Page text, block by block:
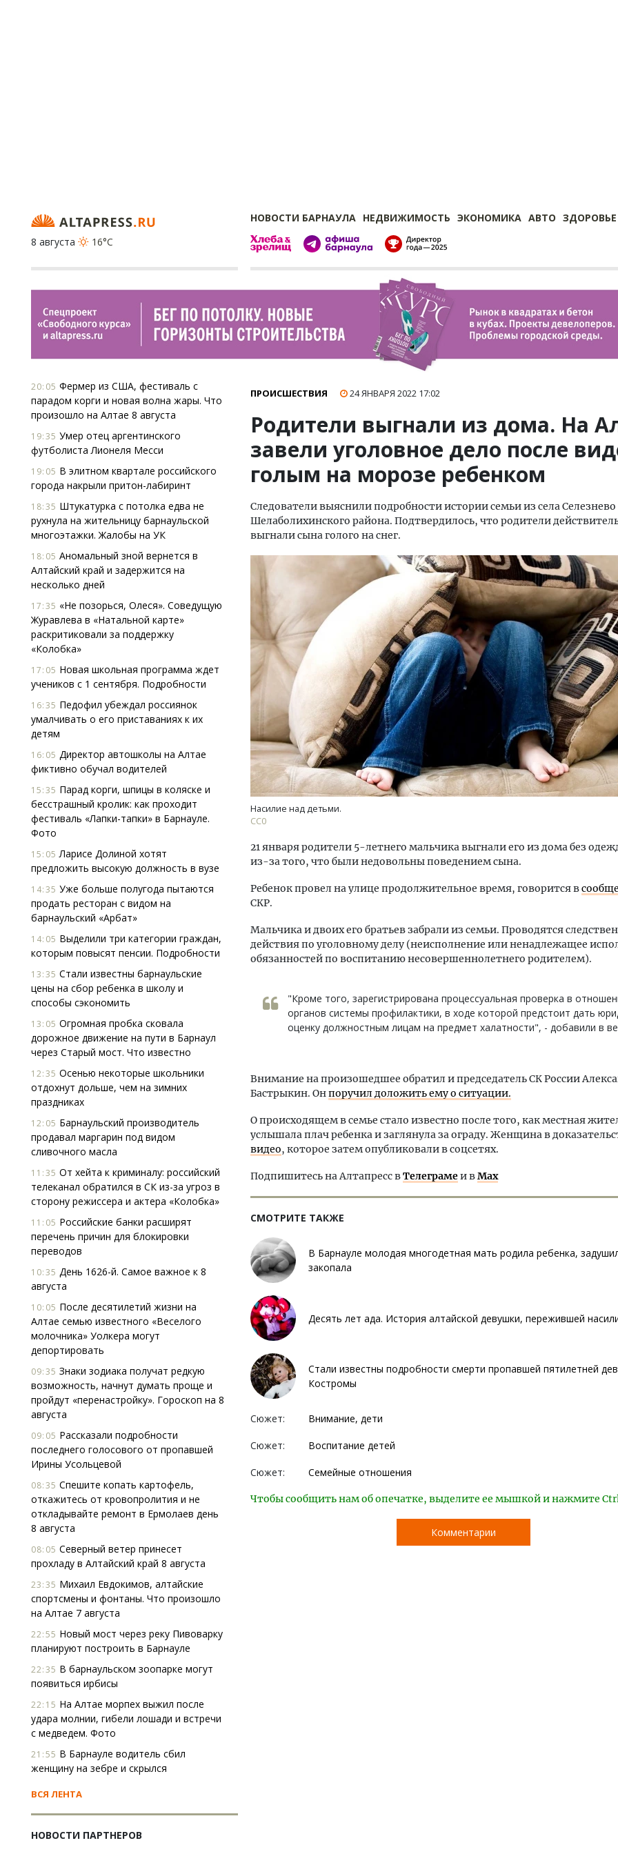
НОВОСТИ БАРНАУЛА НЕДВИЖИМОСТЬ ЭКОНОМИКА АВТО ЗДОРОВЬЕ
8 августа
16°C
20:05 Фермер из США, фестиваль с
парадом корги и новая волна жары. Что
произошло на Алтае 8 августа
19:35 Умер отец аргентинского
футболиста Лионеля Месси
19:05 В элитном квартале российского
города накрыли притон-лабиринт
18:35 Штукатурка с потолка едва не
рухнула на жительницу барнаульской
многоэтажки. Жалобы на УК
18:05 Аномальный зной вернется в
Алтайский край и задержится на
несколько дней
17:35 «Не позорься, Олеся». Соведущую
Журавлева в «Натальной карте»
раскритиковали за поддержку
«Колобка»
17:05 Новая школьная программа ждет
учеников с 1 сентября. Подробности
16:35 Педофил убеждал россиянок
умалчивать о его приставаниях к их
детям
16:05 Директор автошколы на Алтае
фиктивно обучал водителей
15:35 Парад корги, шпицы в коляске и
бесстрашный кролик: как проходит
фестиваль «Лапки-тапки» в Барнауле.
Фото
15:05 Ларисе Долиной хотят
предложить высокую должность в вузе
14:35 Уже больше полугода пытаются
продать ресторан с видом на
барнаульский «Арбат»
14:05 Выделили три категории граждан,
которым повысят пенсии. Подробности
13:35 Стали известны барнаульские
цены на сбор ребенка в школу и
способы сэкономить
13:05 Огромная пробка сковала
дорожное движение на пути в Барнаул
через Старый мост. Что известно
12:35 Осенью некоторые школьники
отдохнут дольше, чем на зимних
праздниках
12:05 Барнаульский производитель
продавал маргарин под видом
сливочного масла
11:35 От хейта к криминалу: российский
телеканал обратился в СК из-за угроз в
сторону режиссера и актера «Колобка»
11:05 Российские банки расширят
перечень причин для блокировки
переводов
10:35 День 1626-й. Самое важное к 8
августа
10:05 После десятилетий жизни на
Алтае семью известного «Веселого
молочника» Уолкера могут
депортировать
09:35 Знаки зодиака получат редкую
возможность, начнут думать проще и
пройдут «перенастройку». Гороскоп на 8
августа
09:05 Рассказали подробности
последнего голосового от пропавшей
Ирины Усольцевой
08:35 Спешите копать картофель,
откажитесь от кровопролития и не
откладывайте ремонт в Ермолаев день
8 августа
08:05 Северный ветер принесет
прохладу в Алтайский край 8 августа
23:35 Михаил Евдокимов, алтайские
спортсмены и фонтаны. Что произошло
на Алтае 7 августа
22:55 Новый мост через реку Пивоварку
планируют построить в Барнауле
22:35 В барнаульском зоопарке могут
появиться ирбисы
22:15 На Алтае морпех выжил после
удара молнии, гибели лошади и встречи
с медведем. Фото
21:55 В Барнауле водитель сбил
женщину на зебре и скрылся
ВСЯ ЛЕНТА
НОВОСТИ ПАРТНЕРОВ
ПРОИСШЕСТВИЯ 24 ЯНВАРЯ 2022 17:02
Родители выгнали из дома. На
завели уголовное дело после
голым на морозе ребенком
Следователи выяснили подробности истории семьи из села Селезнево
Шелаболихинского района. Подтвердилось, что родители
выгнали сына голого на снег.
Насилие над детьми.
СС0
21 января родители 5-летнего мальчика выгнали его из дома без
из-за того, что были недовольны поведением сына.
Ребенок провел на улице продолжительное время, говорится в
СКР.
Мальчика и двоих его братьев забрали из семьи. Проводятся
действия по уголовному делу (неисполнение или ненадлежащее
обязанностей по воспитанию несовершеннолетнего родителем).
"Кроме того, зарегистрирована процессуальная проверка в
органов системы профилактики, в ходе которой предстоит дать
оценку должностным лицам на предмет халатности", - добавили в
Внимание на произошедшее обратил и председатель СК России
Бастрыкин. Онпоручил доложить ему о ситуации.
О происходящем в семье стало известно после того, как местная
услышала плач ребенка и заглянула за ограду. Женщина в
видео, которое затем опубликовали в соцсетях.
Подпишитесь на Алтапресс вТелеграмеи вMax
СМОТРИТЕ ТАКЖЕ
В Барнауле молодая многодетная мать родила ребенка,
закопала
Десять лет ада. История алтайской девушки, пережившей
Стали известны подробности смерти пропавшей пятилетней
Костромы
Сюжет: Внимание, дети
Сюжет: Воспитание детей
Сюжет: Семейные отношения
Чтобы сообщить нам об опечатке, выделите ее мышкой и нажмите
Комментарии
земли. Мощение крупноформатными
плитами становится новым
стандартом благоустройства
СТРОИТЕЛЬСТВО
Ищем новые берега. Гендиректор
«Жилищной инициативы» Юрий
Гатилов — о том, как девелоперу
оставаться на плаву, когда рынок
штормит
СТРОИТЕЛЬСТВО
Смелость архитектурных
Генеральный директор
ЗИАС — об эстетике
трендах в фасадах и
СТРОИТЕЛЬСТВО